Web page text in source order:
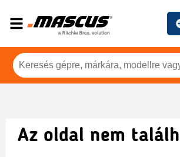
Az oldal nem